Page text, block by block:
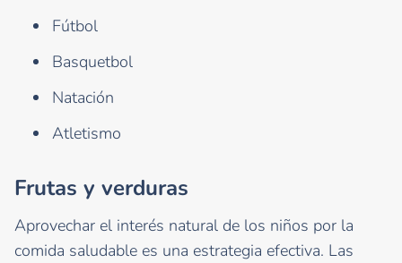
Fútbol
Basquetbol
Natación
Atletismo
Frutas y verduras
Aprovechar el interés natural de los niños por la
comida saludable es una estrategia efectiva. Las